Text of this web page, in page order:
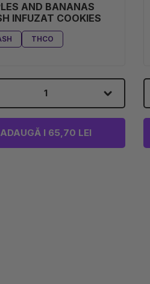
AND BANANAS
INFUZAT COOKIES
THCO
1
ADAUGĂ I 65,70 LEI